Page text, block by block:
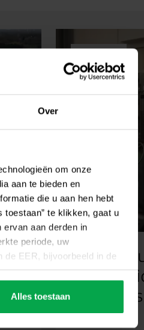
Over
om onze
aan te bieden en
die u aan hen hebt
te klikken, gaat u
aan derden in
periode, uw
de EER, bijvoorbeeld in de
Europese niveau van
verwerkt voor
zonder dat alle rechten van
Alles toestaan